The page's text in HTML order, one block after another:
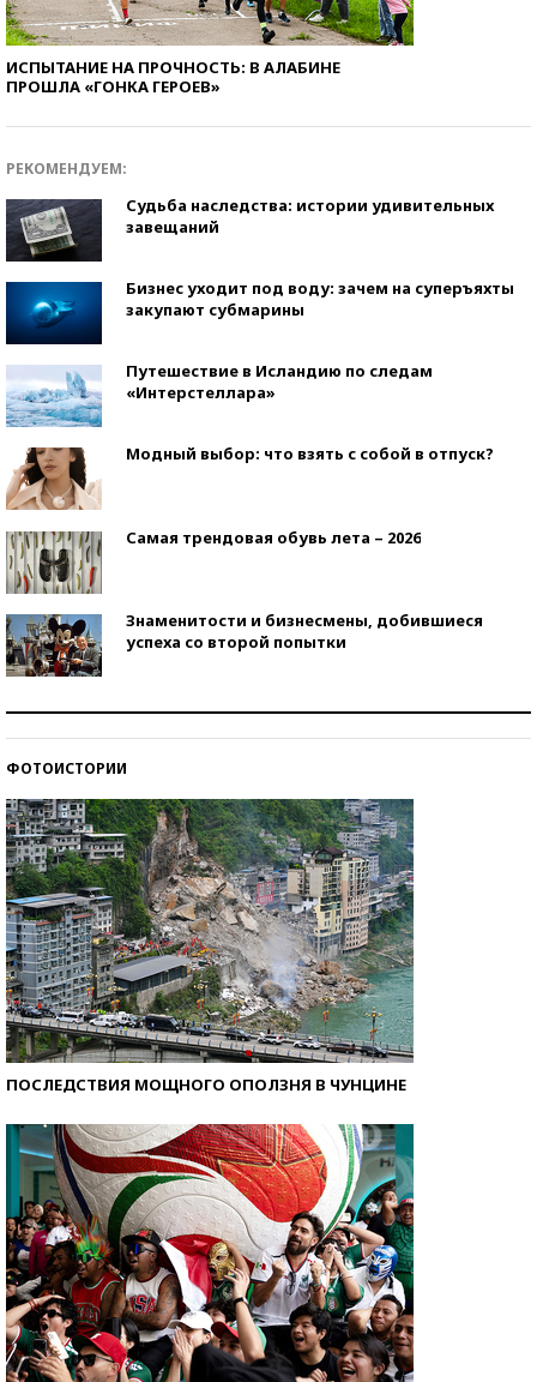
ИСПЫТАНИЕ НА ПРОЧНОСТЬ: В АЛАБИНЕ
ПРОШЛА «ГОНКА ГЕРОЕВ»
РЕКОМЕНДУЕМ:
Судьба наследства: истории удивительных
завещаний
Бизнес уходит под воду: зачем на суперъяхты
закупают субмарины
Путешествие в Исландию по следам
«Интерстеллара»
Модный выбор: что взять с собой в отпуск?
Самая трендовая обувь лета – 2026
Знаменитости и бизнесмены, добившиеся
успеха со второй попытки
ФОТОИСТОРИИ
ПОСЛЕДСТВИЯ МОЩНОГО ОПОЛЗНЯ В ЧУНЦИНЕ